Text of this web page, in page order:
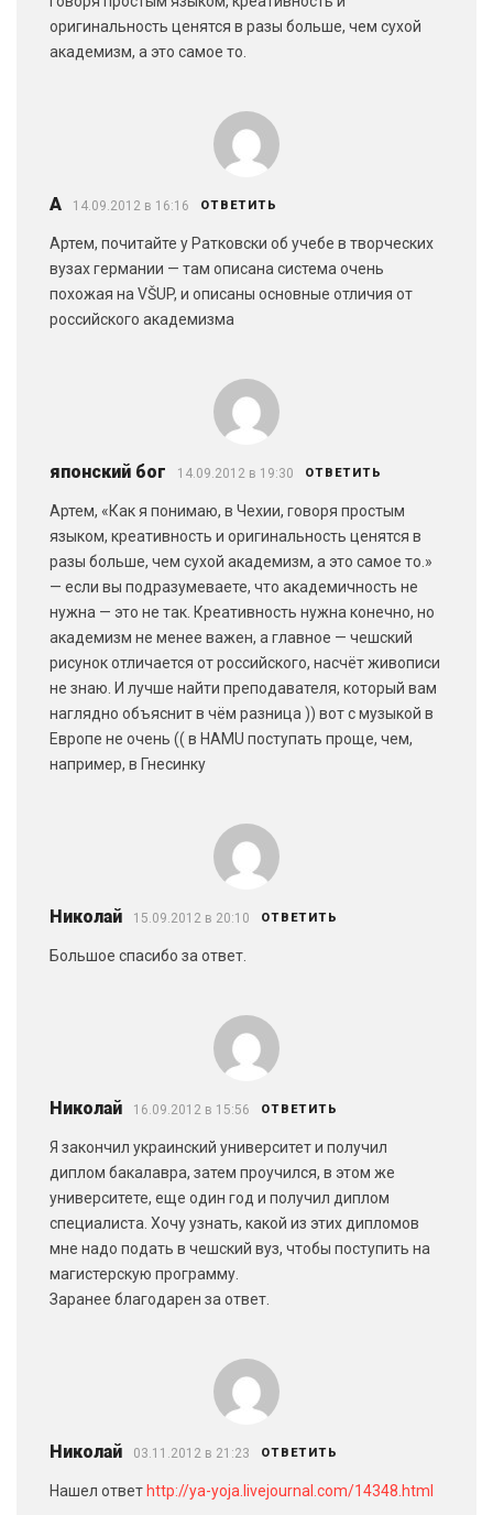
оригинальность ценятся в разы больше, чем сухой
академизм, а это самое то.
A 14.09.2012 в 16:16 ОТВЕТИТЬ
Артем, почитайте у Ратковски об учебе в творческих
вузах германии — там описана система очень
похожая на VŠUP, и описаны основные отличия от
российского академизма
японский бог 14.09.2012 в 19:30 ОТВЕТИТЬ
Артем, «Как я понимаю, в Чехии, говоря простым
языком, креативность и оригинальность ценятся в
разы больше, чем сухой академизм, а это самое то.»
— если вы подразумеваете, что академичность не
нужна — это не так. Креативность нужна конечно, но
академизм не менее важен, а главное — чешский
рисунок отличается от российского, насчёт живописи
не знаю. И лучше найти преподавателя, который вам
наглядно объяснит в чём разница )) вот с музыкой в
Европе не очень (( в HAMU поступать проще, чем,
например, в Гнесинку
Николай 15.09.2012 в 20:10 ОТВЕТИТЬ
Большое спасибо за ответ.
Николай 16.09.2012 в 15:56 ОТВЕТИТЬ
Я закончил украинский университет и получил
диплом бакалавра, затем проучился, в этом же
университете, еще один год и получил диплом
специалиста. Хочу узнать, какой из этих дипломов
мне надо подать в чешский вуз, чтобы поступить на
магистерскую программу.
Заранее благодарен за ответ.
Николай 03.11.2012 в 21:23 ОТВЕТИТЬ
Нашел ответ http://ya-yoja.livejournal.com/14348.html